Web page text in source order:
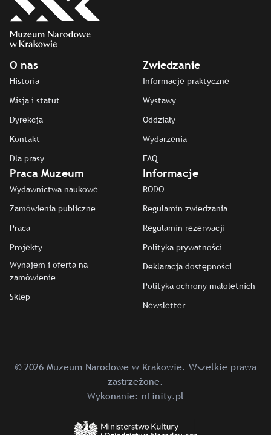
O nas
Historia
Misja i statut
Dyrekcja
Kontakt
Dla prasy
Zwiedzanie
Informacje praktyczne
Wystawy
Oddziały
Wydarzenia
FAQ
Praca Muzeum
Wydawnictwa naukowe
Zamówienia publiczne
Praca
Projekty
Wynajem i oferta na
zamówienie
Sklep
Informacje
RODO
Regulamin zwiedzania
Regulamin rezerwacji
Polityka prywatności
Deklaracja dostępności
Polityka ochrony małoletnich
Newsletter
© 2026 Muzeum Narodowe w Krakowie. Wszelkie prawa
zastrzeżone.
Wykonanie: nFinity.pl